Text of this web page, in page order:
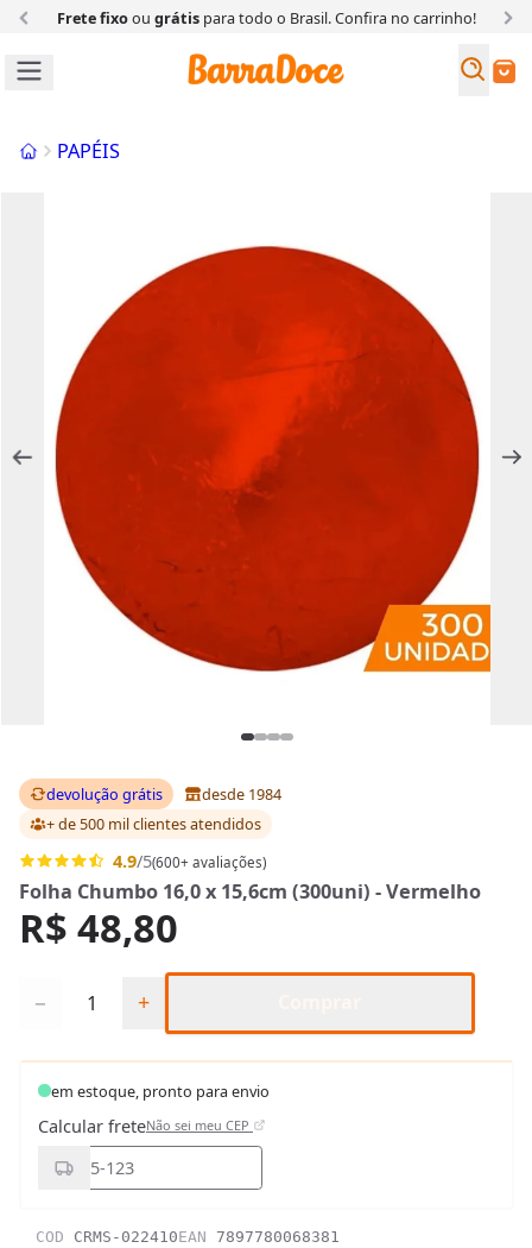
Frete fixoou grátispara todo o Brasil. Confira no carrinho!
Buscar
InícioPAPÉIS
devolução grátis
desde 1984
+ de 500 mil clientesatendidos
4.9/5(600+ avaliações)
Folha Chumbo 16,0 x 15,6cm (300uni) - Vermelho
R$ 48,80
− +
em estoque, pronto para envio
Calcular freteNão sei meu CEP
COD CRMS-022410EAN 7897780068381